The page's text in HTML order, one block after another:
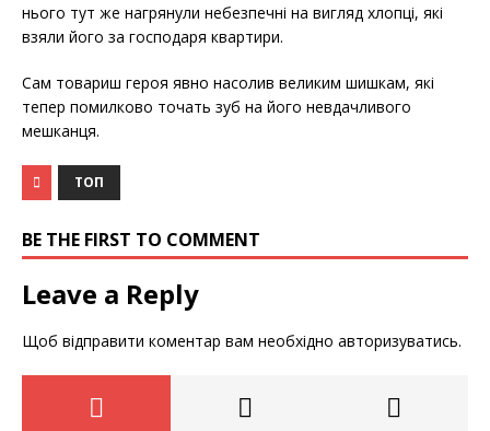
нього тут же нагрянули небезпечні на вигляд хлопці, які
взяли його за господаря квартири.
Сам товариш героя явно насолив великим шишкам, які
тепер помилково точать зуб на його невдачливого
мешканця.
ТОП
BE THE FIRST TO COMMENT
Leave a Reply
Щоб відправити коментар вам необхідно авторизуватись.